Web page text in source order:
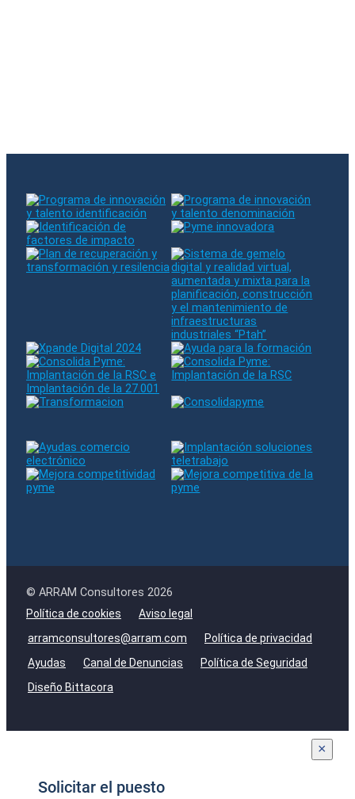
© ARRAM Consultores 2026
Política de cookies
Aviso legal
arramconsultores@arram.com
Política de privacidad
Ayudas
Canal de Denuncias
Política de Seguridad
Diseño Bittacora
×
Solicitar el puesto